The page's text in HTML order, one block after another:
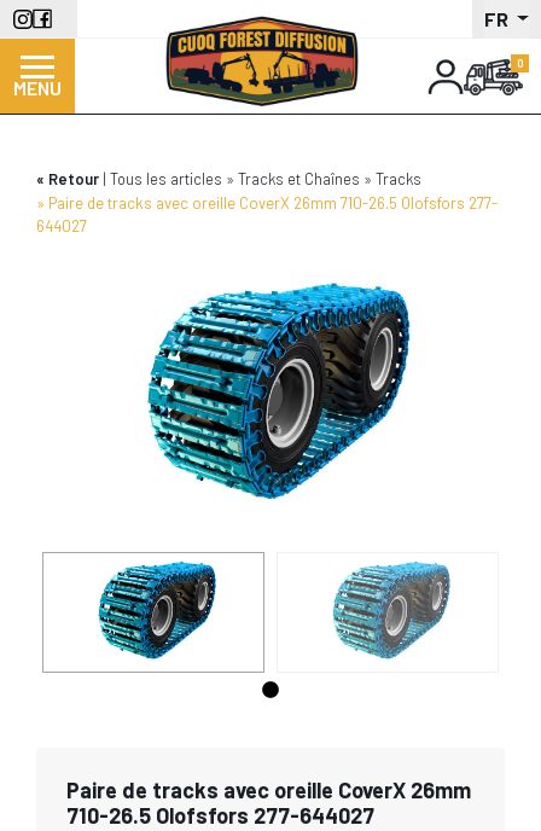
Aller
au
contenu
principal
FR
MENU
Retour Tous les articles Tracks et Chaînes
Tracks
Paire de tracks avec oreille CoverX 26mm 710-26.5 Olofsfors 277-
644027
Paire de tracks avec oreille CoverX 26mm
710-26.5 Olofsfors 277-644027